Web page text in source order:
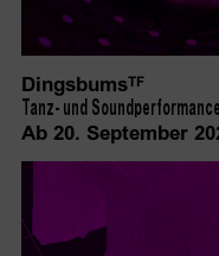
DingsbumsTF
Tanz- und
Ab 20. September